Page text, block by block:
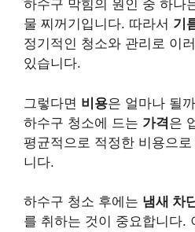
하수구 막힘의 원인 중 하나
물 찌꺼기입니다. 따라서 기
정기적인 청소와 관리로 이
있습니다.
그렇다면 비용은 얼마나 될
하수구 청소에 드는 가격은
평균적으로 적정한 비용으
니다.
하수구 청소 후에는 냄새 차
를 취하는 것이 중요합니다.